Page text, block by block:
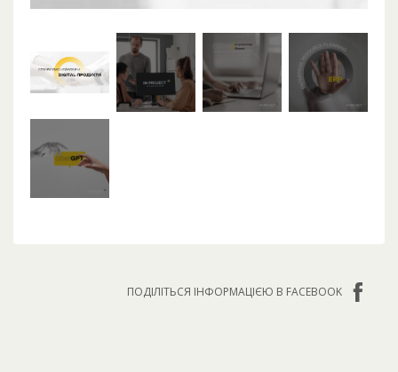
ПОДІЛІТЬСЯ ІНФОРМАЦІЄЮ В FACEBOOK